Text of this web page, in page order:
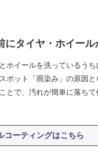
にタイヤ ・ホイール
ホイールを洗っているうち
ポット「雨染み」の原因と
とで、汚れが簡単に落ち
コーティングはこちら